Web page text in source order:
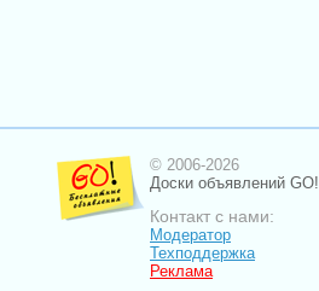
© 2006-2026
Доски объявлений GO!
Контакт с нами:
Модератор
Техподдержка
Реклама